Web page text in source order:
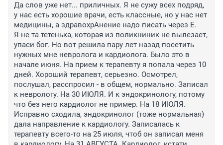
Да слов уже нет... приличных. Я не сужу всех подряд,
у нас есть хорошие врачи, есть классные, но у нас нет
медицины, а здравохрАнение надо писать через Е.
Я не та тетенька, которая из поликниник не вылезает,
упаси бог. Но вот решила пару лет назад посетить
нужных мне невролога и кардиолога. Было это в
начале июня. На прием к терапевту я попала через 10
дней. Хороший терапевт, серьезно. Осмотрел,
послушал, расспросил - в общем, нормально. Записал
к неврологу. На 30 ИЮЛЯ. И к эндокринологу, потому
что без него кардиолог не пример. На 18 ИЮЛЯ.
Исправно сходила, эндокринолог (тоже нормальная)
дала направление к кардиологу. Записалась к
терапевту всего-то на 25 июля, чтоб он записал меня